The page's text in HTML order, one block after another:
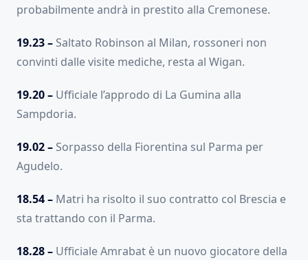
probabilmente andrà in prestito alla Cremonese.
19.23 – Saltato Robinson al Milan, rossoneri non
convinti dalle visite mediche, resta al Wigan.
19.20 – Ufficiale l’approdo di La Gumina alla
Sampdoria.
19.02 – Sorpasso della Fiorentina sul Parma per
Agudelo.
18.54 – Matri ha risolto il suo contratto col Brescia e
sta trattando con il Parma.
18.28 – Ufficiale Amrabat è un nuovo giocatore della